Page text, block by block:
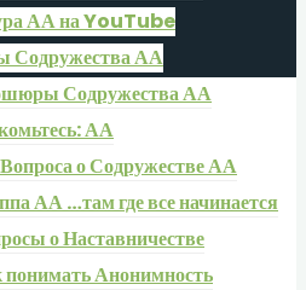
АА на YouTube
АА
Содружества АА
АА
о Содружестве АА
АА …там где все начинается
о Наставничестве
Анонимность